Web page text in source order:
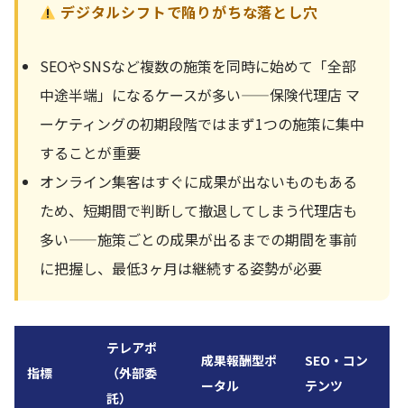
デジタルシフトで陥りがちな落とし穴
SEOやSNSなど複数の施策を同時に始めて「全部
中途半端」になるケースが多い——保険代理店 マ
ーケティングの初期段階ではまず1つの施策に集中
することが重要
オンライン集客はすぐに成果が出ないものもある
ため、短期間で判断して撤退してしまう代理店も
多い——施策ごとの成果が出るまでの期間を事前
に把握し、最低3ヶ月は継続する姿勢が必要
指標
テレアポ
（外部委
託）
成果報酬型ポ
ータル
SEO・コン
テンツ